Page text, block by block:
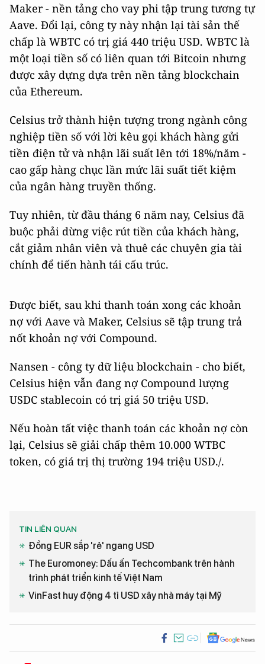
Maker - nền tảng cho vay phi tập trung tương tự
Aave. Đổi lại, công ty này nhận lại tài sản thế
chấp là WBTC có trị giá 440 triệu USD. WBTC là
một loại tiền số có liên quan tới Bitcoin nhưng
được xây dựng dựa trên nền tảng blockchain
của Ethereum.
Celsius trở thành hiện tượng trong ngành công
nghiệp tiền số với lời kêu gọi khách hàng gửi
tiền điện tử và nhận lãi suất lên tới 18%/năm -
cao gấp hàng chục lần mức lãi suất tiết kiệm
của ngân hàng truyền thống.
Tuy nhiên, từ đầu tháng 6 năm nay, Celsius đã
buộc phải dừng việc rút tiền của khách hàng,
cắt giảm nhân viên và thuê các chuyên gia tài
chính để tiến hành tái cấu trúc.
Được biết, sau khi thanh toán xong các khoản
nợ với Aave và Maker, Celsius sẽ tập trung trả
nốt khoản nợ với Compound.
Nansen - công ty dữ liệu blockchain - cho biết,
Celsius hiện vẫn đang nợ Compound lượng
USDC stablecoin có trị giá 50 triệu USD.
Nếu hoàn tất việc thanh toán các khoản nợ còn
lại, Celsius sẽ giải chấp thêm 10.000 WTBC
token, có giá trị thị trường 194 triệu USD./.
TIN LIÊN QUAN
Đồng EUR sắp 'rẻ' ngang USD
The Euromoney: Dấu ấn Techcombank trên hành
trình phát triển kinh tế Việt Nam
VinFast huy động 4 tỉ USD xây nhà máy tại Mỹ